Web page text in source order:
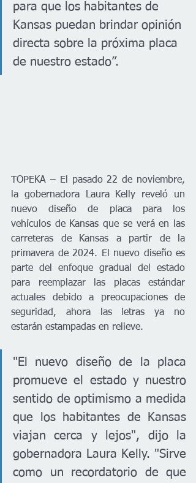
para que los habitantes de
Kansas puedan brindar opinión
directa sobre la próxima placa
de nuestro estado”.
TOPEKA – El pasado 22 de noviembre,
la gobernadora Laura Kelly reveló un
nuevo diseño de placa para los
vehículos de Kansas que se verá en las
carreteras de Kansas a partir de la
primavera de 2024. El nuevo diseño es
parte del enfoque gradual del estado
para reemplazar las placas estándar
actuales debido a preocupaciones de
seguridad, ahora las letras ya no
estarán estampadas en relieve.
"El nuevo diseño de la placa
promueve el estado y nuestro
sentido de optimismo a medida
que los habitantes de Kansas
viajan cerca y lejos", dijo la
gobernadora Laura Kelly. "Sirve
como un recordatorio de que